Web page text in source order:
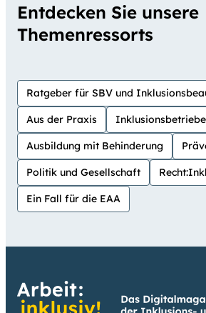
Entdecken Sie unsere
Themenressorts
Ratgeber für SBV und
Aus der Praxis Inklusionsbetriebe
Ausbildung mit Behinderung
Politik und Gesellschaft
Ein Fall für die EAA